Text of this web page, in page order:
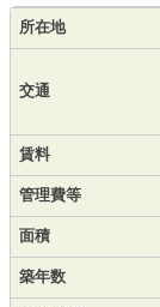
所在地
交通
賃料
管理費等
面積
築年数